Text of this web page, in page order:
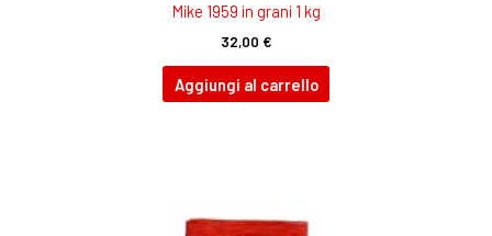
Mike 1959 in grani 1 kg
32,00 €
Aggiungi al carrello